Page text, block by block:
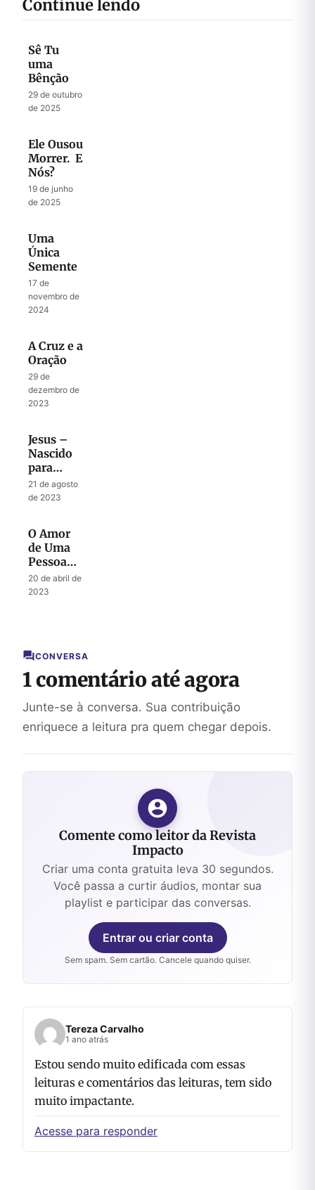
Continue lendo
Sê Tu
uma
Bênção
29 de outubro
de 2025
Ele Ousou
Morrer. E
Nós?
19 de junho
de 2025
Uma
Única
Semente
17 de
novembro de
2024
A Cruz e a
Oração
29 de
dezembro de
2023
Jesus –
Nascido
para
Morrer
21 de agosto
de 2023
O Amor
de Uma
Pessoa
Cheia do
Espírito
20 de abril de
2023
CONVERSA
1 comentário até agora
Junte-se à conversa. Sua contribuição
enriquece a leitura pra quem chegar depois.
Comente como leitor da Revista
Impacto
Criar uma conta gratuita leva 30 segundos.
Você passa a curtir áudios, montar sua
playlist e participar das conversas.
Entrar ou criar conta
Sem spam. Sem cartão. Cancele quando quiser.
Tereza Carvalho
1 ano atrás
Estou sendo muito edificada com essas
leituras e comentários das leituras, tem sido
muito impactante.
Acesse para responder